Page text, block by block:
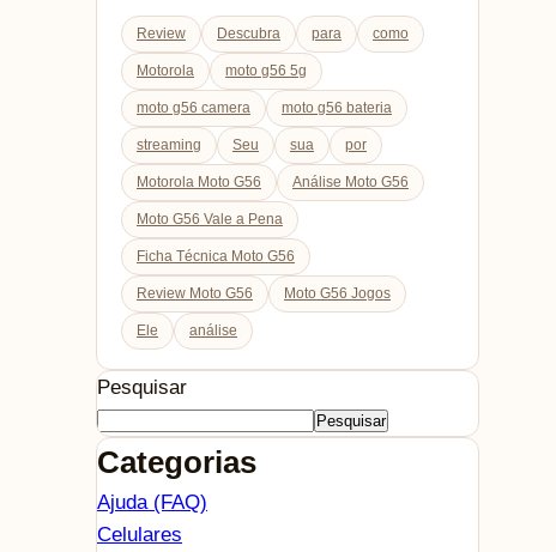
Review Descubra para como
Motorola moto g56 5g
moto g56 camera moto g56 bateria
streaming Seu sua por
Motorola Moto G56 Análise Moto G56
Moto G56 Vale a Pena
Ficha Técnica Moto G56
Review Moto G56 Moto G56 Jogos
Ele análise
Pesquisar
Pesquisar
Categorias
Ajuda (FAQ)
Celulares